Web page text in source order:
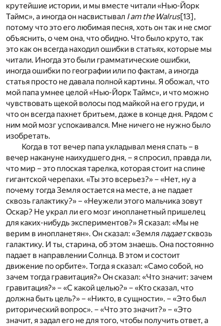
крутейшие истории, и мы вместе читали «Нью-Йорк
Таймс», а иногда он насвистывал I am the Walrus[13] ,
потому что это его любимая песня, хоть он так и не смог
объяснить, о чем она, что обидно. Что было круто, так
это как он всегда находил ошибки в статьях, которые мы
читали. Иногда это были грамматические ошибки,
иногда ошибки по географии или по фактам, а иногда
статья просто не давала полной картины. Я обожал, что
мой папа умнее целой «Нью-Йорк Таймс», и что можно
чувствовать щекой волосы под майкой на его груди, и
что он всегда пахнет бритьем, даже в конце дня. Рядом с
ним мой мозг успокаивался. Мне ничего не нужно было
изобретать.
Когда в тот вечер папа укладывал меня спать – в
вечер накануне наихудшего дня, – я спросил, правда ли,
что мир – это плоская тарелка, которая стоит на спине
гигантской черепахи. «Ты это всерьез?» – «Нет, ну а
почему тогда Земля остается на месте, а не падает
сквозь галактику?» – «Неужели этого мальчика зовут
Оскар? Не украл ли его мозг инопланетный пришелец
для каких-нибудь экспериментов?» Я сказал: «Мы не
верим в инопланетян». Он сказал: «Земля падаетсквозь
галактику. И ты, старина, об этом знаешь. Она постоянно
падает в направлении Солнца. В этом и состоит
движение по орбите». Тогда я сказал: «Само собой, но
зачем тогда гравитация?» Он сказал: «Что значит: зачем
гравитация?» – «С какой целью?» – «Кто сказал, что
должна быть цель?» – «Никто, в сущности». – «Это был
риторический вопрос». – «Что это значит?» – «Это
значит, я задал его не для того, чтобы получить ответ, а